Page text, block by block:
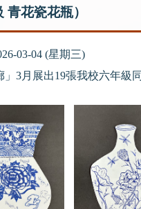
花瓷花瓶）
03-04 (星期三)
3月展出19張我校六年